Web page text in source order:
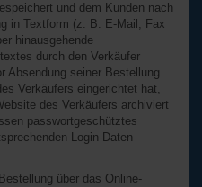
und dem Kunden nach
in Textform (z. B. E-Mail, Fax
hinausgehende
durch den Verkäufer
Absendung seiner Bestellung
Verkäufers eingerichtet hat,
des Verkäufers archiviert
passwortgeschütztes
Login-Daten
über das Online-